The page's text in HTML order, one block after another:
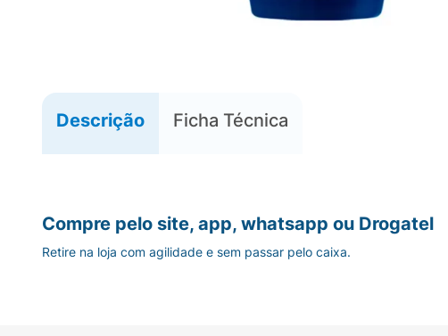
Descrição Ficha Técnica
Compre pelo site, app, whatsapp ou Drogatel
Retire na loja com agilidade e sem passar pelo caixa.